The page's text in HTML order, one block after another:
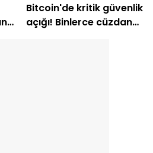
Bitcoin'de kritik güvenlik
açığı! Binlerce cüzdan